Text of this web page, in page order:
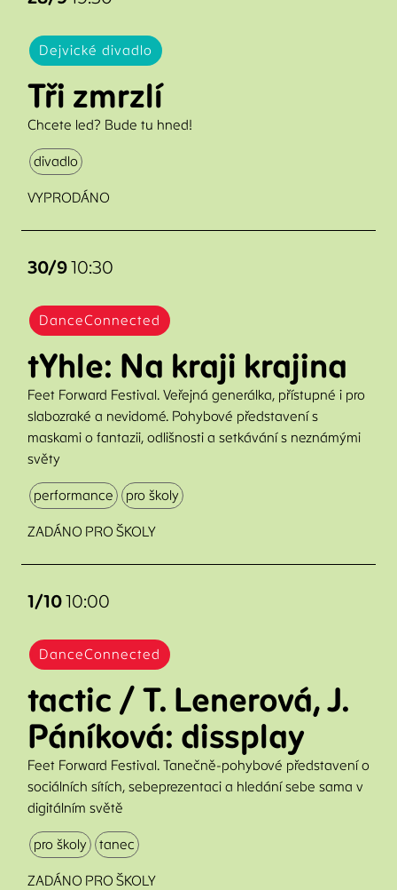
Dejvické divadlo
Tři zmrzlí
Chcete led? Bude tu hned!
divadlo
VYPRODÁNO
30/910:30
DanceConnected
tYhle: Na kraji krajina
Feet Forward Festival. Veřejná generálka, přístupné i pro
slabozraké a nevidomé. Pohybové představení s
maskami o fantazii, odlišnosti a setkávání s neznámými
světy
performance pro školy
ZADÁNO PRO ŠKOLY
1/1010:00
DanceConnected
tactic / T. Lenerová, J.
Páníková: dissplay
Feet Forward Festival. Tanečně-pohybové představení o
sociálních sítích, sebeprezentaci a hledání sebe sama v
digitálním světě
pro školy tanec
ZADÁNO PRO ŠKOLY